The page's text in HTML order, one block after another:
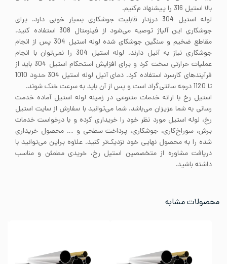
بالا استیل 316 را پیشنهاد م‌کنیم.
لوله استیل 304 درزدار قابلیت جوشکاری بسیار خوبی دارد. برای
جوشکاری این آلیاژ توصیه می‌شود از فیلرمتال 308 استفاده کنید.
مقاطع ضخیم و سنگین جوشکای شده لوله استیل 304 پس از انجام
جوشکاری نیاز به آنیل دارند. لوله استیل 304 را نمی‌توان با انجام
عملیات حرارتی سخت کرد و برای افزایش استحکام استیل 304 باید از
فرآیندهای کارسرد استفاده کرد. دمای آنیل لوله استیل 304 حدود 1010
تا 1120 درجه سانتی‌گراد است و پس از آن باید به سرعت خنک شوند.
استیل رخ با ارائه خدمات متنوعی در زمینه لوله استیل آماده خدمت
رسانی به شما عزیزان می‌باشد. شما می‌توانید با سفارش از سایت استیل
رخ، لوله استیل مورد نظر خود را خریداری کرده و با درخواست خدمات
برش، سوراخ‌کاری، جوشکاری، پرداخت سطحی و …. محصول خریداری
شده را به محصول نهایی خود نزدیک‌تر کنید. علاوه براین می‌توانید با
دریافت مشاوره از متخصصین استیل رخ، خریدی مطمئن و مناسب
داشته باشید.
محصولات مشابه